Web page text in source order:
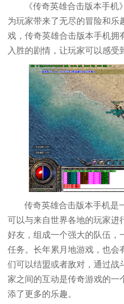
《传奇英雄合击版本手机
为玩家带来了无尽的冒险和乐
戏，传奇英雄合击版本手机拥
入胜的剧情，让玩家可以感受
传奇英雄合击版本手机是
可以与来自世界各地的玩家进
好友，组成一个强大的队伍，
任务。长年累月地游戏，也会
们可以结盟或者敌对，通过战
家之间的互动是传奇游戏的一
添了更多的乐趣。